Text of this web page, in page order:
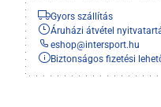
Gyors szállítás
Áruházi átvétel
eshop@intersport.hu
Biztonságos fizetési